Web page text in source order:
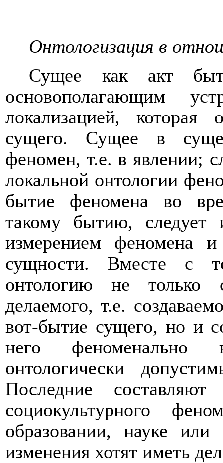
Онтологизация в
Сущее как акт
основополагающим
локализацией, которая
сущего. Сущее в
феномен, т.е. в явлении;
локальной онтологии
бытие феномена во
такому бытию, следует
измерением феномена
сущности. Вместе с
онтологию не только
делаемого, т.е.
вот-бытие сущего, но и
него феноменально
онтологически
Последние
социокультурного
образовании, науке или
изменения хотят иметь